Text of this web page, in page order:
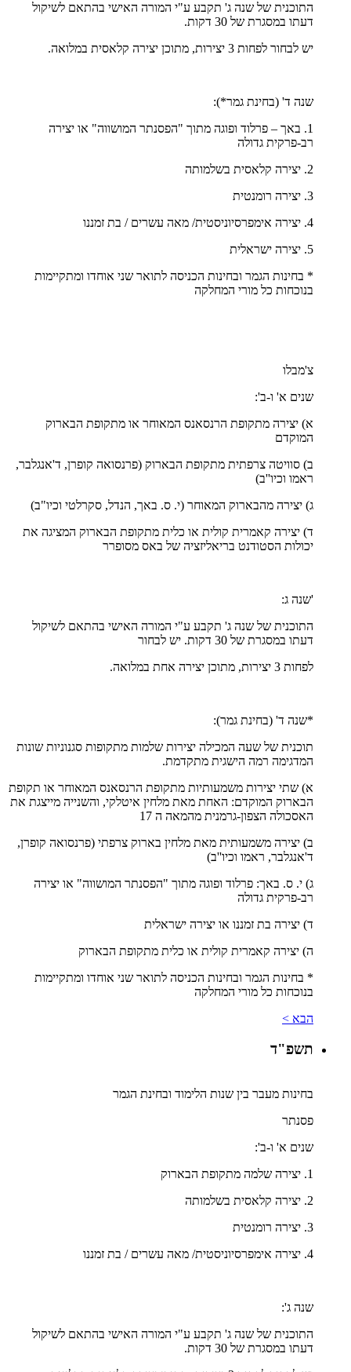
התוכנית של שנה ג' תקבע ע"י המורה האישי בהתאם לשיקול
דעתו במסגרת של 30 דקות.
יש לבחור לפחות 3 יצירות, מתוכן יצירה קלאסית במלואה.
שנה ד' (בחינת גמר*):
1. באך – פרלוד ופוגה מתוך "הפסנתר המושווה" או יצירה
רב-פרקית גדולה
2. יצירה קלאסית בשלמותה
3. יצירה רומנטית
4. יצירה אימפרסיוניסטית/ מאה עשרים / בת זמננו
5. יצירה ישראלית
* בחינות הגמר ובחינות הכניסה לתואר שני אוחדו ומתקיימות
בנוכחות כל מורי המחלקה
צ'מבלו
שנים א' ו-ב':
א) יצירה מתקופת הרנסאנס המאוחר או מתקופת הבארוק
המוקדם
ב) סוויטה צרפתית מתקופת הבארוק (פרנסואה קופרן, ד'אנגלבר,
ראמו וכיו''ב)
ג) יצירה מהבארוק המאוחר (י. ס. באך, הנדל, סקרלטי וכיו"ב)
ד) יצירה קאמרית קולית או כלית מתקופת הבארוק המציגה את
יכולות הסטודנט בריאליזציה של באס מסופרר
'שנה ג:
התוכנית של שנה ג' תקבע ע"י המורה האישי בהתאם לשיקול
דעתו במסגרת של 30 דקות. יש לבחור
לפחות 3 יצירות, מתוכן יצירה אחת במלואה.
*שנה ד' (בחינת גמר):
תוכנית של שעה המכילה יצירות שלמות מתקופות סגנוניות שונות
המדגימה רמה הישגית מתקדמת.
א) שתי יצירות משמעותיות מתקופת הרנסאנס המאוחר או תקופת
הבארוק המוקדם: האחת מאת מלחין איטלקי, והשנייה מייצגת את
האסכולה הצפון-גרמנית מהמאה ה 17
ב) יצירה משמעותית מאת מלחין בארוק צרפתי (פרנסואה קופרן,
ד'אנגלבר, ראמו וכיו''ב)
ג) י. ס. באך: פרלוד ופוגה מתוך "הפסנתר המושווה" או יצירה
רב-פרקית גדולה
ד) יצירה בת זמננו או יצירה ישראלית
ה) יצירה קאמרית קולית או כלית מתקופת הבארוק
* בחינות הגמר ובחינות הכניסה לתואר שני אוחדו ומתקיימות
בנוכחות כל מורי המחלקה
הבא >
תשפ"ד
בחינות מעבר בין שנות הלימוד ובחינת הגמר
פסנתר
שנים א' ו-ב':
1. יצירה שלמה מתקופת הבארוק
2. יצירה קלאסית בשלמותה
3. יצירה רומנטית
4. יצירה אימפרסיוניסטית/ מאה עשרים / בת זמננו
שנה ג':
התוכנית של שנה ג' תקבע ע"י המורה האישי בהתאם לשיקול
דעתו במסגרת של 30 דקות.